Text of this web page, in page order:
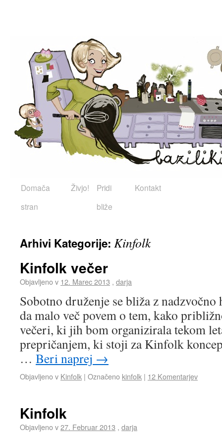
Domača
stran
Živjo!
Pridi
bliže
Kontakt
Arhivi Kategorije: Kinfolk
Kinfolk večer
Objavljeno v 12. Marec 2013 , darja
Sobotno druženje se bliža z
da malo več povem o tem, kako
večeri, ki jih bom organizirala tekom
prepričanjem, ki stoji za Kinfolk
… Beri naprej →
Objavljeno v Kinfolk | Označeno kinfolk | 12 Komentarjev
Kinfolk
Objavljeno v27. Februar 2013 , darja